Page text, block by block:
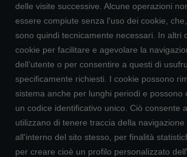
delle visite successive. Alcune operazioni
essere compiute senza l'uso dei cookie,
sono quindi tecnicamente necessari. In altri
cookie per facilitare e agevolare la
dell’utente o per consentire a questi di
specificamente richiesti. I cookie possono
sistema anche per lunghi periodi e possono
un codice identificativo unico. Ciò consente
utilizzano di tenere traccia della navigazione
all'interno del sito stesso, per finalità
per creare cioè un profilo personalizzato